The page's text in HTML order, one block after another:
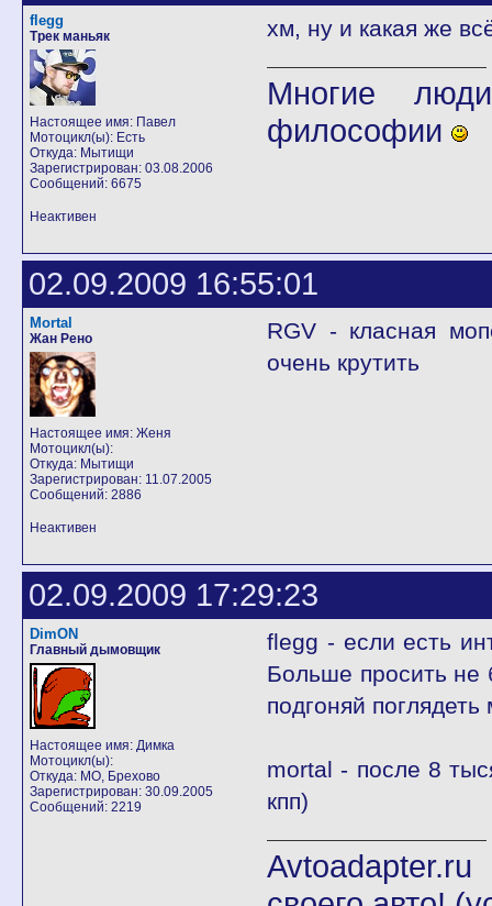
flegg
Трек маньяк
Настоящее имя: Павел
Мотоцикл(ы): Есть
Откуда: Мытищи
Зарегистрирован: 03.08.2006
Сообщений: 6675
хм, ну и какая же
Многие
философии
Неактивен
02.09.2009 16:55:01
Mortal
Жан Рено
Настоящее имя: Женя
Мотоцикл(ы):
Откуда: Мытищи
Зарегистрирован: 11.07.2005
Сообщений: 2886
RGV - класная
очень крутить
Неактивен
02.09.2009 17:29:23
DimON
Главный дымовщик
Настоящее имя: Димка
Мотоцикл(ы):
Откуда: МО, Брехово
Зарегистрирован: 30.09.2005
Сообщений: 2219
flegg - если есть
Больше просить не
подгоняй
mortal - после 8
кпп)